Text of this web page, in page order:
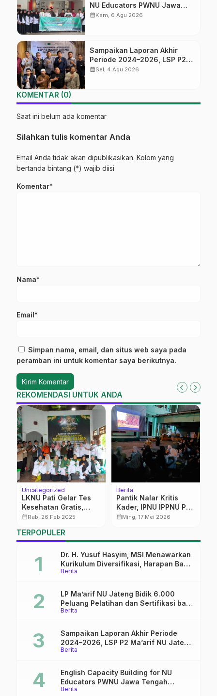
NU Educators PWNU Jawa
Tengah Batch#4; Membuka
calendar_monthKam, 6 Agu 2026
Sampaikan Laporan Akhir
Periode 2024–2026, LSP P2
Ma’arif NU Jateng Mantapkan
calendar_monthSel, 4 Agu 2026
KOMENTAR (0)
Saat ini belum ada komentar
Silahkan tulis komentar Anda
Email Anda tidak akan dipublikasikan. Kolom yang
bertanda bintang (*) wajib diisi
Komentar*
Nama*
Email*
Simpan nama, email, dan situs web saya pada
peramban ini untuk komentar saya berikutnya.
REKOMENDASI UNTUK ANDA
Uncategorized
LKNU Pati Gelar Tes
Kesehatan Gratis,
Warga Antusias
Pemeriksaan
calendar_monthRab, 26 Feb 2025
Berita
Pantik Nalar Kritis
Kader, IPNU IPPNU Pati
Bedah Film “Pesta
calendar_monthMing, 17 Mei 2026
TERPOPULER
Berita
Dr. H. Yusuf Hasyim, MSI Menawarkan
Kurikulum Diversifikasi, Harapan Baru
dalam dunia pendidikan
Berita
LP Ma’arif NU Jateng Bidik 6.000
Peluang Pelatihan dan Sertifikasi bagi
Lulusan SMK
Berita
Sampaikan Laporan Akhir Periode
2024–2026, LSP P2 Ma’arif NU Jateng
Mantapkan Sinergi Link and Match
Berita
English Capacity Building for NU
Educators PWNU Jawa Tengah
Batch#4; Membuka Jalan Menuju